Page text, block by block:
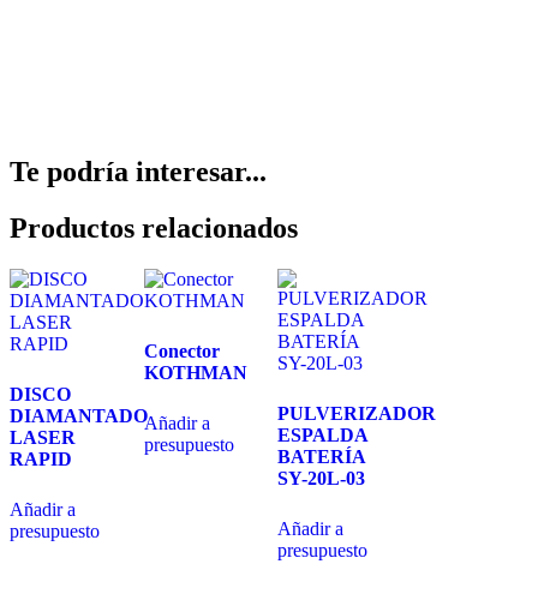
Te podría interesar...
Productos relacionados
DISCO
DIAMANTADO
LASER
RAPID
Añadir a
presupuesto
Conector
KOTHMAN
Añadir a
presupuesto
PULVERIZADOR
ESPALDA
BATERÍA
SY-20L-03
Añadir a
presupuesto